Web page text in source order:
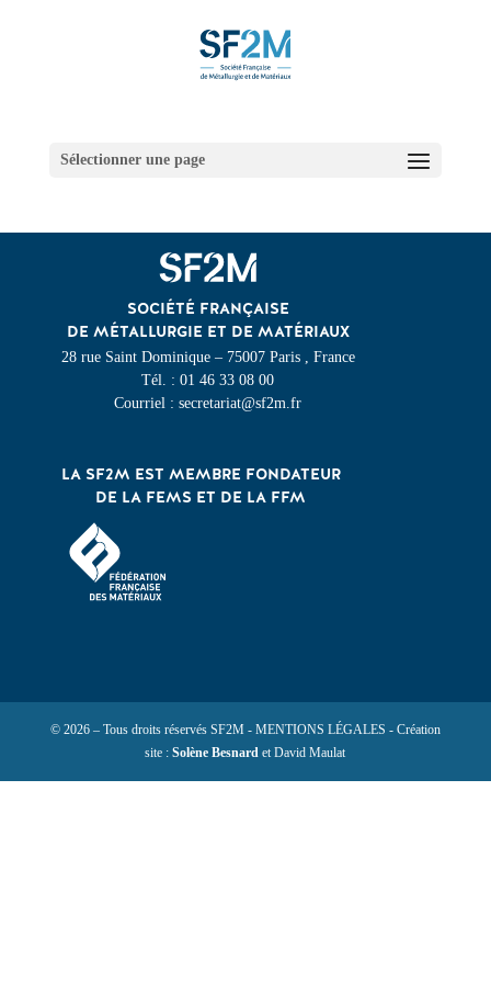
Sélectionner une page
SOCIÉTÉ FRANÇAISE
DE MÉTALLURGIE ET DE MATÉRIAUX
28 rue Saint Dominique – 75007 Paris , France
Tél. : 01 46 33 08 00
Courriel : secretariat@sf2m.fr
LA SF2M EST MEMBRE FONDATEUR
DE LA FEMS ET DE LA FFM
© 2026 – Tous droits réservés SF2M - MENTIONS LÉGALES - Création
site :Solène Besnard et David Maulat